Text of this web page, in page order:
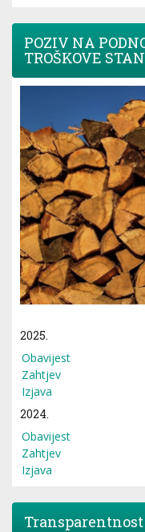
POZIV NA
TROŠKOVE
2025.
Obavijest
Zahtjev
Izjava
2024.
Obavijest
Zahtjev
Izjava